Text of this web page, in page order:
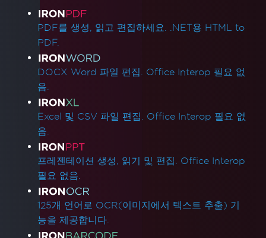
제품 링크
PDF를 생성, 읽고 편집하세요. .NET용 HTML to
PDF.
DOCX Word 파일 편집. Office Interop 필요 없
음.
Excel 및 CSV 파일 편집. Office Interop 필요 없
음.
프레젠테이션 생성, 읽기 및 편집. Office Interop
필요 없음.
125개 언어로 OCR(이미지에서 텍스트 추출) 기
능을 제공합니다.